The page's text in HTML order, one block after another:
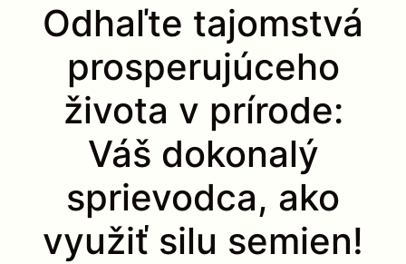
Odhaľte tajomstvá
prosperujúceho
života v prírode:
Váš dokonalý
sprievodca, ako
využiť silu semien!